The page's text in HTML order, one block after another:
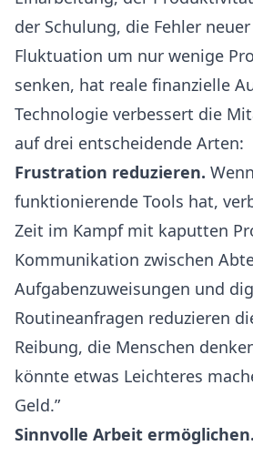
der Schulung, die Fehler
Fluktuation um nur wenige
senken, hat reale finanzielle
Technologie verbessert die
auf drei entscheidende Arten:
Frustration reduzieren.
funktionierende Tools hat,
Zeit im Kampf mit kaputten
Kommunikation zwischen
Aufgabenzuweisungen und
Routineanfragen reduzieren
Reibung, die Menschen
könnte etwas Leichteres
Geld.”
Sinnvolle Arbeit ermöglichen.